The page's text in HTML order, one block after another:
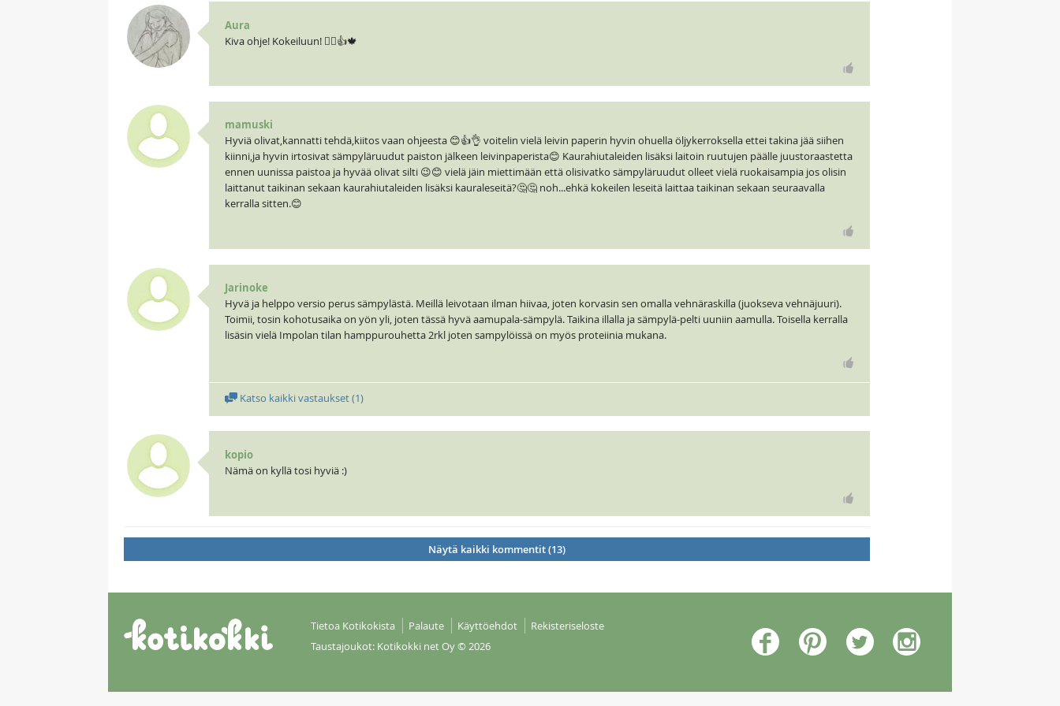
Aura
Kiva ohje! Kokeiluun! 🧝‍♀️👍🍁
mamuski
Hyviä olivat,kannatti tehdä,kiitos vaan ohjeesta 😊👍👌 voitelin vielä leivin paperin hyvin ohuella öljykerroksella ettei takina jää siihen
kiinni,ja hyvin irtosivat sämpyläruudut paiston jälkeen leivinpaperista😊 Kaurahiutaleiden lisäksi laitoin ruutujen päälle juustoraastetta
ennen uunissa paistoa ja hyvää olivat silti 😉😊 vielä jäin miettimään että olisivatko sämpyläruudut olleet vielä ruokaisampia jos olisin
laittanut taikinan sekaan kaurahiutaleiden lisäksi kauraleseitä?🤔🤔 noh...ehkä kokeilen leseitä laittaa taikinan sekaan seuraavalla
kerralla sitten.😊
Jarinoke
Hyvä ja helppo versio perus sämpylästä. Meillä leivotaan ilman hiivaa, joten korvasin sen omalla vehnäraskilla (juokseva vehnäjuuri).
Toimii, tosin kohotusaika on yön yli, joten tässä hyvä aamupala-sämpylä. Taikina illalla ja sämpylä-pelti uuniin aamulla. Toisella kerralla
lisäsin vielä Impolan tilan hamppurouhetta 2rkl joten sampylöissä on myös proteiinia mukana.
Katso kaikki vastaukset (1)
kopio
Nämä on kyllä tosi hyviä :)
Näytä kaikki kommentit (13)
Tietoa Kotikokista Palaute Käyttöehdot
Rekisteriseloste
Taustajoukot: Kotikokki net Oy© 2026